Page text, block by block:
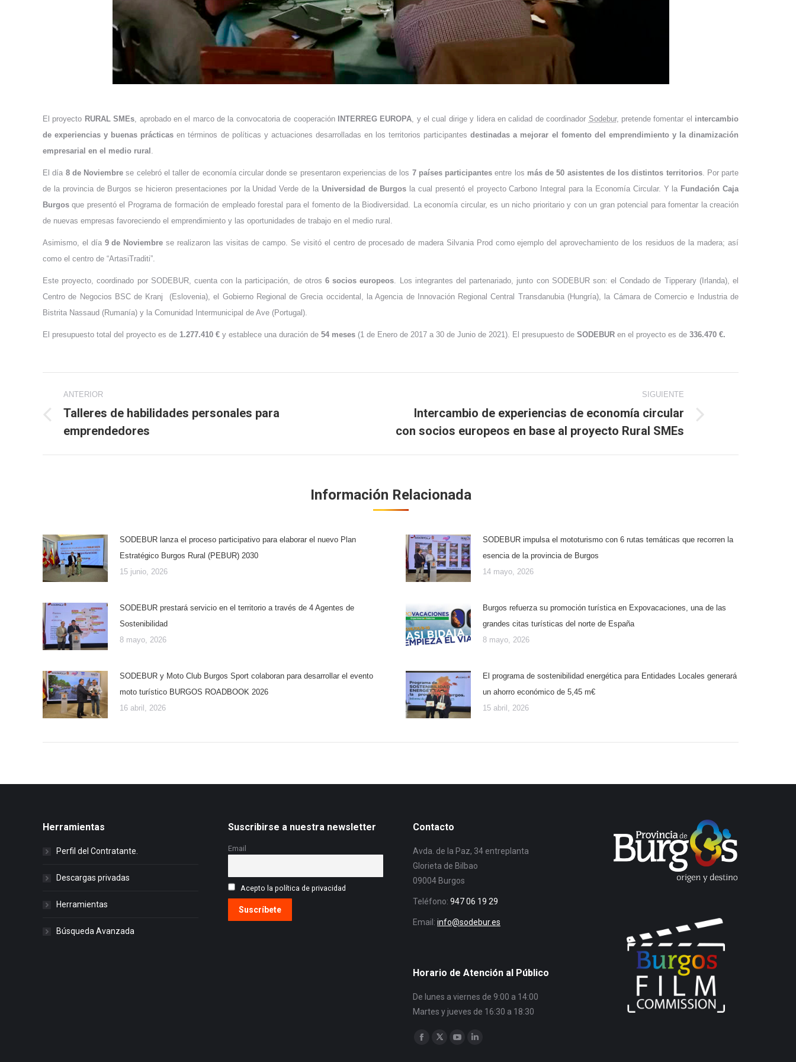
El proyecto RURAL SMEs , aprobado en el marco de la convocatoria de cooperación INTERREG EUROPA , y el cual dirige y lidera en calidad de coordinador Sodebur, pretende fomentar el intercambio
de experiencias y buenas prácticasen términos de políticas y actuaciones desarrolladas en los territorios participantesdestinadas a mejorar el fomento del emprendimiento y la dinamización
empresarial en el medio rural
El día 8 de Noviembre se celebró el taller de economía circular donde se presentaron experiencias de los 7 países participantesentre los más de 50 asistentes de los distintos territorios. Por parte
de la provincia de Burgos se hicieron presentaciones por la Unidad Verde de la Universidad de Burgos la cual presentó el proyecto Carbono Integral para la Economía Circular. Y la Fundación Caja
Burgos que presentó el Programa de formación de empleado forestal para el fomento de la Biodiversidad. La economía circular, es un nicho prioritario y con un gran potencial para fomentar la creación
de nuevas empresas favoreciendo el emprendimiento y las oportunidades de trabajo en el medio rural.
Asimismo, el día 9 de Noviembre se realizaron las visitas de campo. Se visitó el centro de procesado de madera Silvania Prod como ejemplo del aprovechamiento de los residuos de la madera; así
como el centro de “ArtasiTraditi”.
Este proyecto, coordinado por SODEBUR, cuenta con la participación, de otros6 socios europeos . Los integrantes del partenariado, junto con SODEBUR son: el Condado de Tipperary (Irlanda), el
Centro de Negocios BSC de Kranj (Eslovenia), el Gobierno Regional de Grecia occidental, la Agencia de Innovación Regional Central Transdanubia (Hungría), la Cámara de Comercio e Industria de
Bistrita Nassaud (Rumanía) y la Comunidad Intermunicipal de Ave (Portugal).
El presupuesto total del proyecto es de 1.277.410 € y establece una duración de 54 meses (1 de Enero de 2017 a 30 de Junio de 2021). El presupuesto de SODEBUR en el proyecto es de 336.470 €.
entre
publicaciones
ANTERIOR
anterior:
Talleres de habilidades personales para
emprendedores
SIGUIENTE
siguiente:
Intercambio de experiencias de economía circular
con socios europeos en base al proyecto Rural SMEs
Información Relacionada
SODEBUR lanza el proceso participativo para elaborar el nuevo Plan
Estratégico Burgos Rural (PEBUR) 2030
15 junio, 2026
SODEBUR impulsa el mototurismo con 6 rutas temáticas que recorren la
esencia de la provincia de Burgos
14 mayo, 2026
SODEBUR prestará servicio en el territorio a través de 4 Agentes de
Sostenibilidad
8 mayo, 2026
Burgos refuerza su promoción turística en Expovacaciones, una de las
grandes citas turísticas del norte de España
8 mayo, 2026
SODEBUR y Moto Club Burgos Sport colaboran para desarrollar el evento
moto turístico BURGOS ROADBOOK 2026
16 abril, 2026
El programa de sostenibilidad energética para Entidades Locales generará
un ahorro económico de 5,45 m€
15 abril, 2026
Herramientas
Perfil del Contratante.
Descargas privadas
Herramientas
Búsqueda Avanzada
Suscribirse a nuestra newsletter
Email
Acepto la política de privacidad
Contacto
Avda. de la Paz, 34 entreplanta
Glorieta de Bilbao
09004 Burgos
Teléfono: 947 06 19 29
Email: info@sodebur.es
Horario de Atención al Público
De lunes a viernes de 9:00 a 14:00
Martes y jueves de 16:30 a 18:30
Encuéntranos en:
Facebook